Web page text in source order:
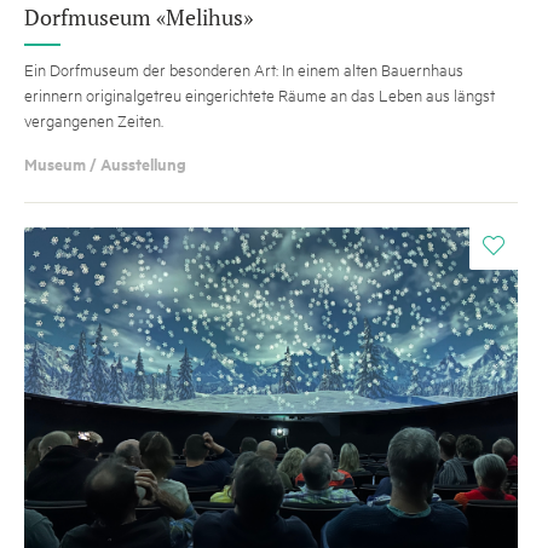
Dorfmuseum «Melihus»
Ein Dorfmuseum der besonderen Art: In einem alten Bauernhaus
erinnern originalgetreu eingerichtete Räume an das Leben aus längst
vergangenen Zeiten.
Museum / Ausstellung
i